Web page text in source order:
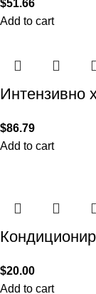
$51.66
Add to cart
Интензивно
$86.79
Add to cart
$20.00
Add to cart